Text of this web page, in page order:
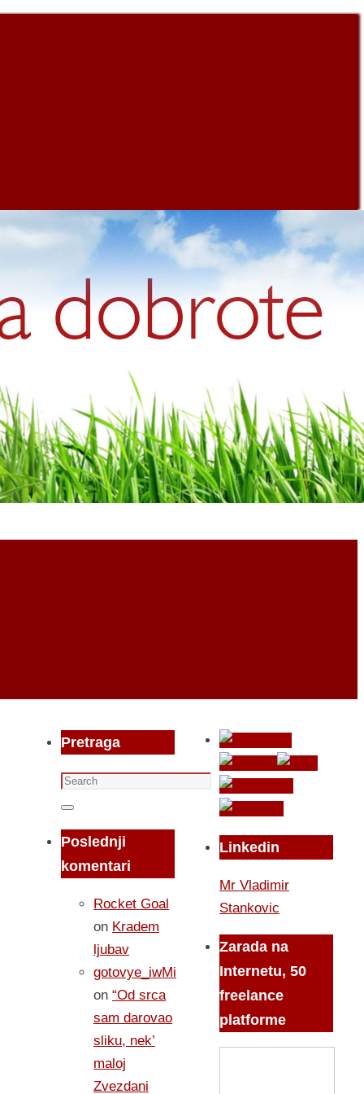
Pretraga
Search
for:
Search
Poslednji
komentari
Rocket Goal
on Kradem
ljubav
gotovye_iwMi
on “Od srca
sam darovao
sliku, nek’
maloj
Zvezdani
Linkedin
Mr Vladimir
Stankovic
Zarada na
Internetu, 50
freelance
platforme